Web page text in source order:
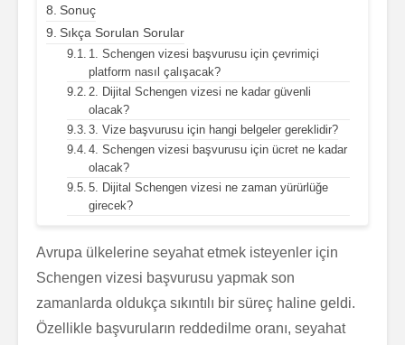
Sonuç
Sıkça Sorulan Sorular
1. Schengen vizesi başvurusu için çevrimiçi
platform nasıl çalışacak?
2. Dijital Schengen vizesi ne kadar güvenli
olacak?
3. Vize başvurusu için hangi belgeler gereklidir?
4. Schengen vizesi başvurusu için ücret ne kadar
olacak?
5. Dijital Schengen vizesi ne zaman yürürlüğe
girecek?
Avrupa ülkelerine seyahat etmek isteyenler için
Schengen vizesi başvurusu yapmak son
zamanlarda oldukça sıkıntılı bir süreç haline geldi.
Özellikle başvuruların reddedilme oranı, seyahat